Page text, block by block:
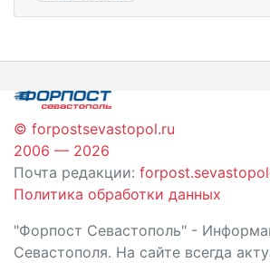
© forpostsevastopol.ru
2006 — 2026
Почта редакции:
Политика обработки данных
"Форпост Севастополь" -
Севастополя. На сайте всегда